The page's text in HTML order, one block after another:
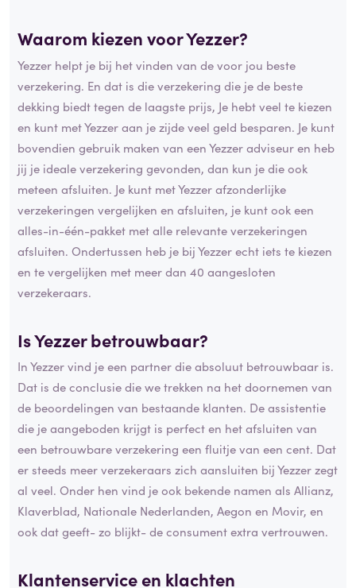
Waarom kiezen voor Yezzer?
Yezzer helpt je bij het vinden van de voor jou beste
verzekering. En dat is die verzekering die je de beste
dekking biedt tegen de laagste prijs, Je hebt veel te kiezen
en kunt met Yezzer aan je zijde veel geld besparen. Je kunt
bovendien gebruik maken van een Yezzer adviseur en heb
jij je ideale verzekering gevonden, dan kun je die ook
meteen afsluiten. Je kunt met Yezzer afzonderlijke
verzekeringen vergelijken en afsluiten, je kunt ook een
alles-in-één-pakket met alle relevante verzekeringen
afsluiten. Ondertussen heb je bij Yezzer echt iets te kiezen
en te vergelijken met meer dan 40 aangesloten
verzekeraars.
Is Yezzer betrouwbaar?
In Yezzer vind je een partner die absoluut betrouwbaar is.
Dat is de conclusie die we trekken na het doornemen van
de beoordelingen van bestaande klanten. De assistentie
die je aangeboden krijgt is perfect en het afsluiten van
een betrouwbare verzekering een fluitje van een cent. Dat
er steeds meer verzekeraars zich aansluiten bij Yezzer zegt
al veel. Onder hen vind je ook bekende namen als Allianz,
Klaverblad, Nationale Nederlanden, Aegon en Movir, en
ook dat geeft- zo blijkt- de consument extra vertrouwen.
Klantenservice en klachten